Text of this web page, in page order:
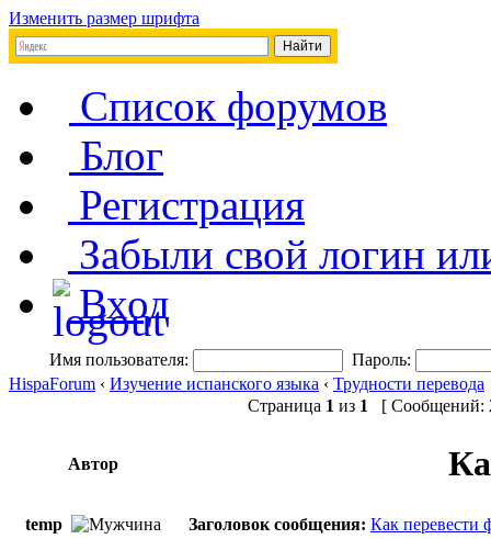
Изменить размер шрифта
Список форумов
Блог
Регистрация
Забыли свой логин
Вход
Имя пользователя:
Пароль:
HispaForum ‹ Изучение испанского языка ‹ Трудности перевода
Страница 1 из 1 [ Сообщений:
Автор
temp Заголовок сообщения: Как перевести